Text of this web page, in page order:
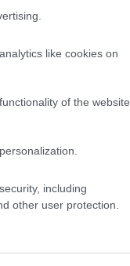
like cookies on
of the website
including
other user protection.
ΟΛΑ ΤΑ ΑΡΘΡΑ